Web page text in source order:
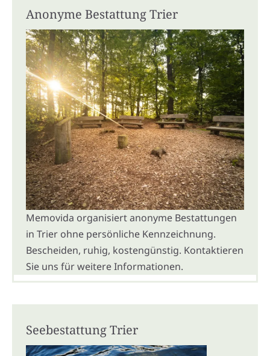
Anonyme Bestattung Trier
Memovida organisiert anonyme Bestattungen
in Trier ohne persönliche Kennzeichnung.
Bescheiden, ruhig, kostengünstig. Kontaktieren
Sie uns für weitere Informationen.
Seebestattung Trier